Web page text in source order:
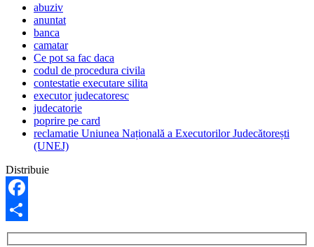
abuziv
anuntat
banca
camatar
Ce pot sa fac daca
codul de procedura civila
contestatie executare silita
executor judecatoresc
judecatorie
poprire pe card
reclamatie Uniunea Națională a Executorilor Judecătorești
(UNEJ)
Distribuie
Facebook
Share